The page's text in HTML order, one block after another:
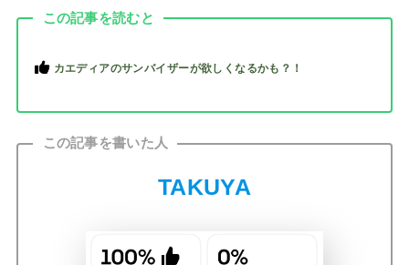
この記事を読むと
カエディアのサンバイザーが欲しくなるかも？！
この記事を書いた人
TAKUYA